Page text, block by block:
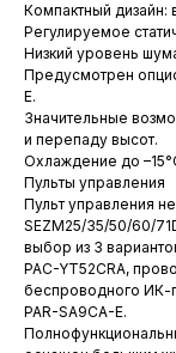
Компактный дизайн:
Регулируемое
Низкий уровень
Предусмотрен
E.
Значительные
и перепаду высот.
Охлаждение до
Пульты управления
Пульт управления
SEZM25/35/50/60/
выбор из 3
PAC-YT52CRA,
беспроводного ИК-
PAR-SA9CA-E.